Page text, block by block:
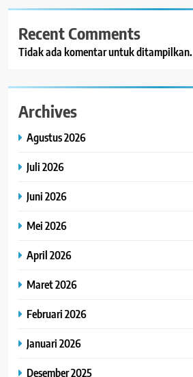
Recent Comments
Tidak ada komentar untuk ditampilkan.
Archives
Agustus 2026
Juli 2026
Juni 2026
Mei 2026
April 2026
Maret 2026
Februari 2026
Januari 2026
Desember 2025